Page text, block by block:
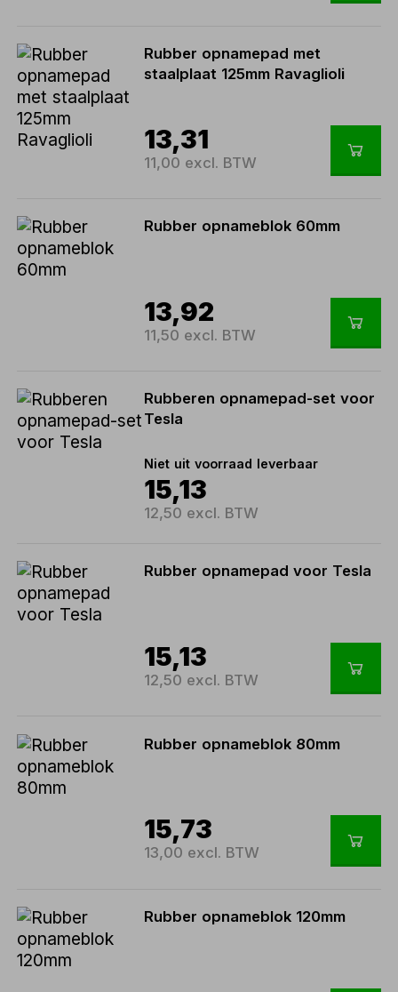
Rubber opnamepad met
staalplaat 125mm Ravaglioli
13,31
11,00 excl. BTW
Rubber opnameblok 60mm
13,92
11,50 excl. BTW
Rubberen opnamepad-set voor
Tesla
Niet uit voorraad leverbaar
15,13
12,50 excl. BTW
Rubber opnamepad voor Tesla
15,13
12,50 excl. BTW
Rubber opnameblok 80mm
15,73
13,00 excl. BTW
Rubber opnameblok 120mm